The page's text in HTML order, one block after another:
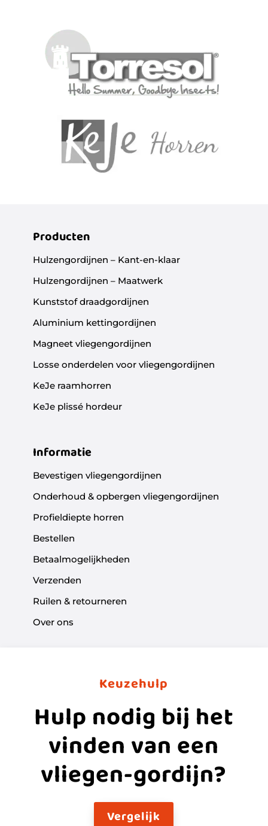
Producten
Hulzengordijnen – Kant-en-klaar
Hulzengordijnen – Maatwerk
Kunststof draadgordijnen
Aluminium kettingordijnen
Magneet vliegengordijnen
Losse onderdelen voor vliegengordijnen
KeJe raamhorren
KeJe plissé hordeur
Informatie
Bevestigen vliegengordijnen
Onderhoud & opbergen vliegengordijnen
Profieldiepte horren
Bestellen
Betaalmogelijkheden
Verzenden
Ruilen & retourneren
Over ons
Keuzehulp
Hulp nodig bij het
vinden van een
vliegen-gordijn?
Vergelijk